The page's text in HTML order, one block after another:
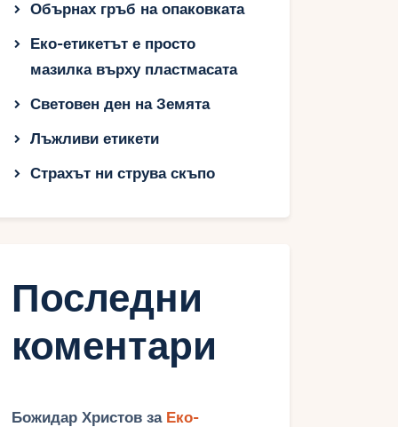
Обърнах гръб на опаковката
Еко-етикетът е просто
мазилка върху пластмасата
Световен ден на Земята
Лъжливи етикети
Страхът ни струва скъпо
Последни
коментари
Божидар Христов за Еко-